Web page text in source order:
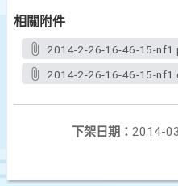
相關附件
2014-2-26-16-46-15-
2014-2-26-16-46-15-
下架日期： 2014-